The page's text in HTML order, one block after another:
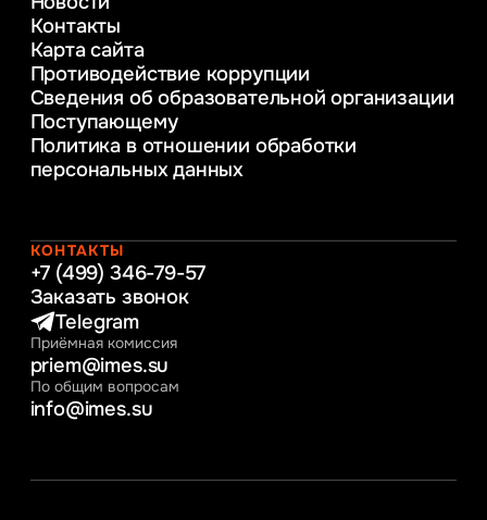
Веб-дизайн
Управление инновационным развитием
предприятия
Уголовное право
Информационные технологии в бизнесе
Информационное и программное
обеспечение бизнес процессов
Управление человеческими ресурсами
Интернет-маркетинг
Контакты
Карта сайта
Противодействие коррупции
Сведения об образовательной организации
Поступающему
Политика в отношении обработки
персональных данных
КОНТАКТЫ
+7 (499) 346-79-57
Заказать звонок
Telegram
Приёмная комиссия
priem@imes.su
По общим вопросам
info@imes.su